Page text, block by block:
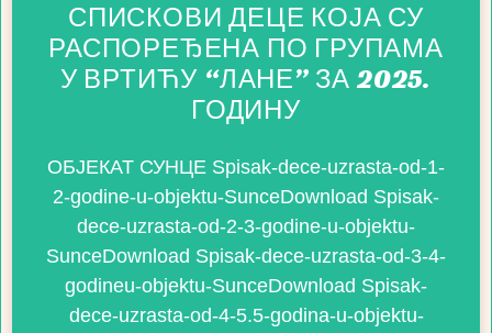
СПИСКОВИ ДЕЦЕ КОЈА СУ
РАСПОРЕЂЕНА ПО ГРУПАМА
У ВРТИЋУ “ЛАНЕ” ЗА 2025.
ГОДИНУ
ОБЈЕКАТ СУНЦЕ Spisak-dece-uzrasta-od-1-
2-godine-u-objektu-SunceDownload Spisak-
dece-uzrasta-od-2-3-godine-u-objektu-
SunceDownload Spisak-dece-uzrasta-od-3-4-
godineu-objektu-SunceDownload Spisak-
dece-uzrasta-od-4-5.5-godina-u-objektu-